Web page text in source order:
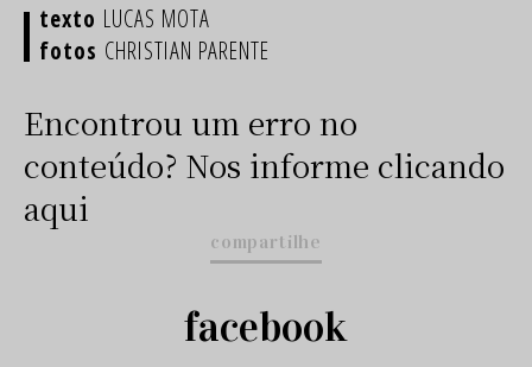
LUCAS MOTA
CHRISTIAN PARENTE
Encontrou um erro no
conteúdo? Nos informe clicando
aqui
compartilhe
facebook